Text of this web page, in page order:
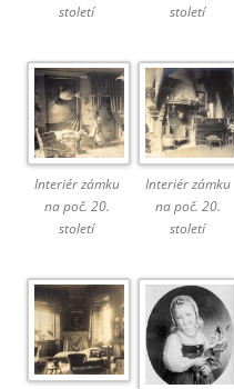
století
století
Interiér zámku
na poč. 20.
století
Interiér zámku
na poč. 20.
století